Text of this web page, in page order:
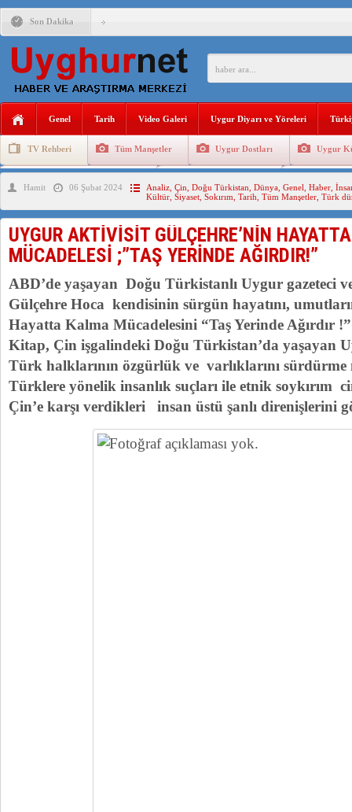
Son Dakika
ÇİN’İN “GÜVENLİK”SÖYLEMİ İLE DOĞU TÜRKİSTAN’DA
ANAHTAR PARTİ GENEL BAŞKANI AĞIRALİOĞLU :
DİYANET AKADEMİSİ BAŞKANI DOÇ.DR.KAAN : DOĞU
150 YILDIR KAYNAYAN YARAMIZ : ÇİN İŞGALİNDEKİ
ÇİN’İN UYGUR POLİTİKALARINI ÖVEN DİYANET
Genel Tarih Video Galeri Uygur Diyarı ve Yöreleri
TV Rehberi Tüm Manşetler Uygur Dostları Uygur
Uygurlarda Düğün ve Cenaze Uygur
Hamit 06 Şubat 2024 Analiz Çin Doğu Türkistan Dünya Genel Haber
Kültür Siyaset Sokırım Tarih Tüm Manşetler Türk
UYGUR AKTİVİSİT GÜLÇEHRE’NİN
MÜCADELESİ ;”TAŞ YERİNDE AĞIRDIR!”
ABD’de yaşayan Doğu Türkistanlı Uygur gazeteci
Gülçehre Hoca kendisinin sürgün hayatını,
Hayatta Kalma Mücadelesini “Taş Yerinde Ağırdır !”
Kitap, Çin işgalindeki Doğu Türkistan’da yaşayan
Türk halklarının özgürlük ve varlıklarını sürdürme
Türklere yönelik insanlık suçları ile etnik soykırım
Çin’e karşı verdikleri insan üstü şanlı direnişlerini